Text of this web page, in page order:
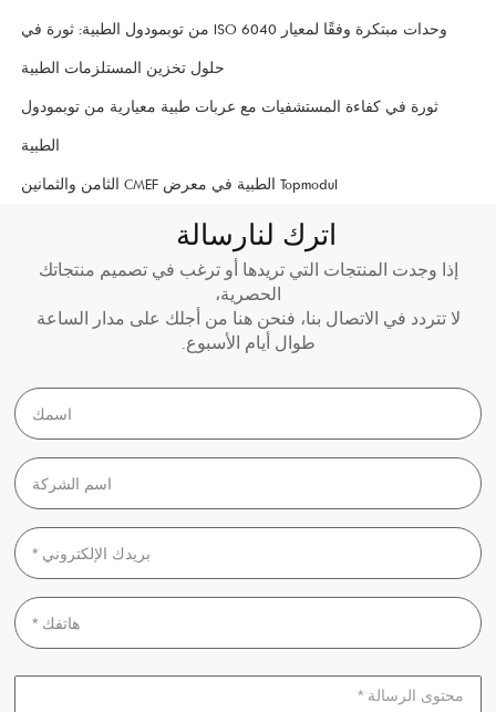
وحدات مبتكرة وفقًا لمعيار ISO 6040 من توبمودول الطبية: ثورة في
حلول تخزين المستلزمات الطبية
ثورة في كفاءة المستشفيات مع عربات طبية معيارية من توبمودول
الطبية
Topmodul الطبية في معرض CMEF الثامن والثمانين
اترك لنارسالة
إذا وجدت المنتجات التي تريدها أو ترغب في تصميم منتجاتك
الحصرية،
لا تتردد في الاتصال بنا، فنحن هنا من أجلك على مدار الساعة
طوال أيام الأسبوع.